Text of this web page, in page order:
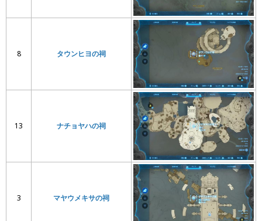
8 タウンヒヨの祠
13 ナチョヤハの祠
3 マヤウメキサの祠